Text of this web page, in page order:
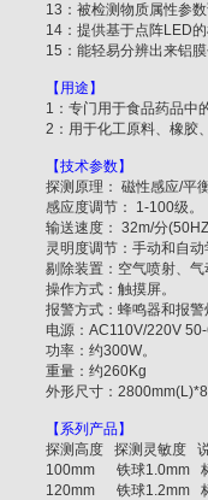
13 ：被检测物质属性参
14 ：提供基于点阵LED
15 ：能轻易分辨出来铝
【用途】
1 ：专门用于食品药品中
2 ：用于化工原料、橡胶
【技术参数】
探测原理： 磁性感应/平
感应度调节：
1-100级。
输送速度： 32m/分
灵明度调节：手动和自动
剔除装置：空气喷射、
操作方式：触摸屏。
报警方式：蜂鸣器和报警
电源： AC110V/220V
功率：约300W。
重量：约260Kg
外形尺寸：
【系列产品】
探测高度
探测灵敏度
100mm 铁球1.0mm
120mm 铁球1.2mm